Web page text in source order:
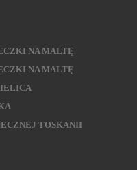
NA MALTĘ
NA MALTĘ
TOSKANII